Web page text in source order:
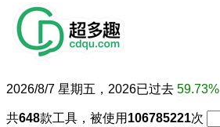
2026/8/7 星期五，2026已过去 59.73%
共648款工具，被使用 106785221次